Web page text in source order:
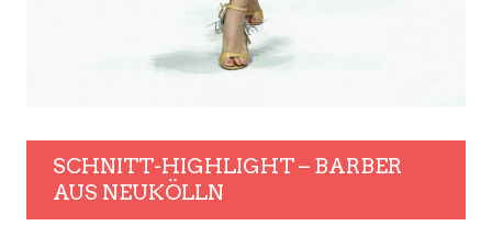
SCHNITT-HIGHLIGHT – BARBER
AUS NEUKÖLLN